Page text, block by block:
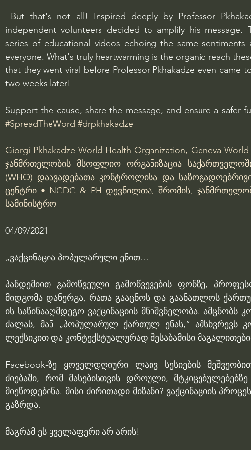
independent volunteers decided to amplify his message.
series of educational videos echoing the same
everyone. What's truly heartwarming is the organic reach
that they went viral before Professor Pkhakadze even came
two weeks later!
Support the cause, share the message, and ensure a safer
#SpreadTheWord #drpkhakadze
Giorgi Pkhakadze World Health Organization, Geneva World
ჯანმრთელობის მსოფლიო ორგანიზაცია
(WHO) დაავადებათა კონტროლისა და
ცენტრი • NCDC & PH დევნილთა, შრომის,
სამინისტრო
04/09/2021
„ვაქცინაცია პოპულარული ენით…
პანდემიით გამოწვეული გამოწვევების ფონზე,
მიდგომა დანერგა, რათა გააცნოს და გაანათლოს
ის საწინააღმდეგო ვაქცინაციის მნიშვნელობა. ამცნობს
ძალას, მან „პოპულარულ ქართულ ენას,“ ამსხვრევს
ლექსიკით და კონტექსტუალურად შესაბამისი
Facebook-ზე ყოველდღიური ლაივ სესიების
ძიებაში, რომ მასებისთვის დროული,
მიეწოდებინა. მისი ძირითადი მიზანი? ვაქცინაციის
გაზრდა.
მაგრამ ეს ყველაფერი არ არის!